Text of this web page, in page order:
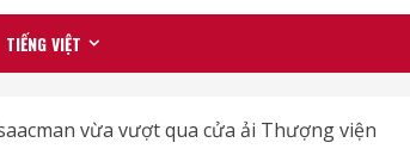
TIẾNG VIỆT
vừa vượt qua cửa ải Thượng viện